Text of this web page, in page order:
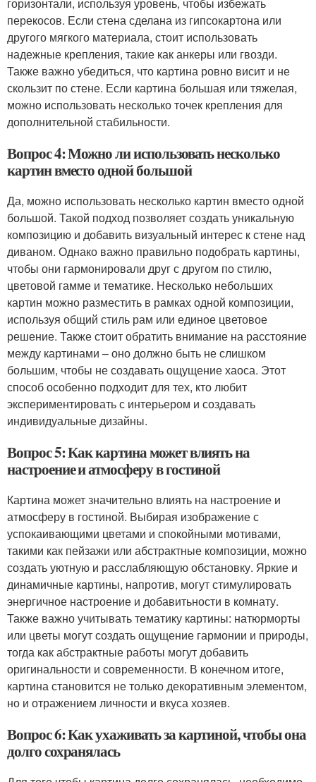
горизонтали, используя уровень, чтобы избежать
перекосов. Если стена сделана из гипсокартона или
другого мягкого материала, стоит использовать
надежные крепления, такие как анкеры или гвозди.
Также важно убедиться, что картина ровно висит и не
скользит по стене. Если картина большая или тяжелая,
можно использовать несколько точек крепления для
дополнительной стабильности.
Вопрос 4: Можно ли использовать несколько
картин вместо одной большой
Да, можно использовать несколько картин вместо одной
большой. Такой подход позволяет создать уникальную
композицию и добавить визуальный интерес к стене над
диваном. Однако важно правильно подобрать картины,
чтобы они гармонировали друг с другом по стилю,
цветовой гамме и тематике. Несколько небольших
картин можно разместить в рамках одной композиции,
используя общий стиль рам или единое цветовое
решение. Также стоит обратить внимание на расстояние
между картинами – оно должно быть не слишком
большим, чтобы не создавать ощущение хаоса. Этот
способ особенно подходит для тех, кто любит
экспериментировать с интерьером и создавать
индивидуальные дизайны.
Вопрос 5: Как картина может влиять на
настроение и атмосферу в гостиной
Картина может значительно влиять на настроение и
атмосферу в гостиной. Выбирая изображение с
успокаивающими цветами и спокойными мотивами,
такими как пейзажи или абстрактные композиции, можно
создать уютную и расслабляющую обстановку. Яркие и
динамичные картины, напротив, могут стимулировать
энергичное настроение и добавитьности в комнату.
Также важно учитывать тематику картины: натюрморты
или цветы могут создать ощущение гармонии и природы,
тогда как абстрактные работы могут добавить
оригинальности и современности. В конечном итоге,
картина становится не только декоративным элементом,
но и отражением личности и вкуса хозяев.
Вопрос 6: Как ухаживать за картиной, чтобы она
долго сохранялась